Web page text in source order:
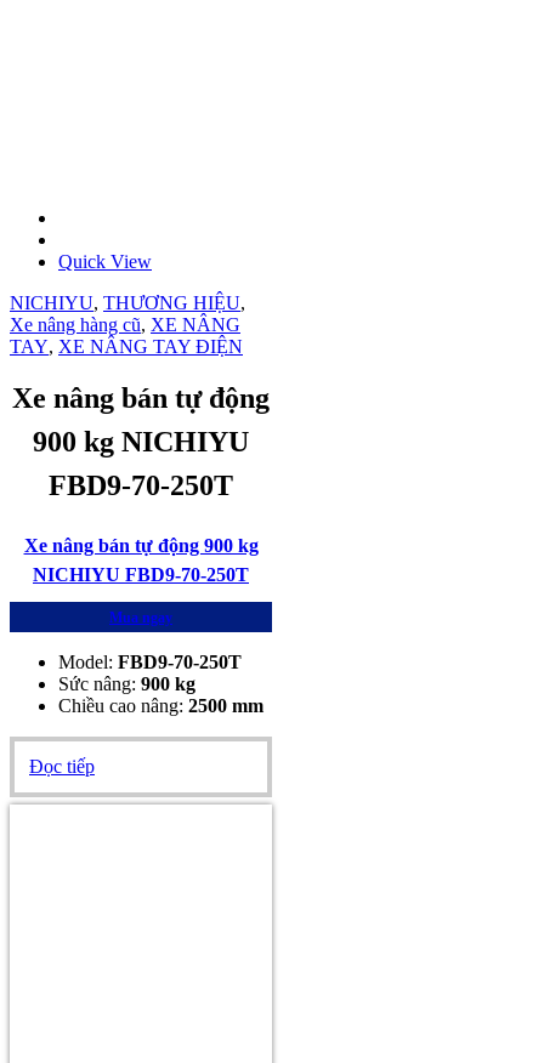
Quick View
NICHIYU, THƯƠNG HIỆU,
Xe nâng hàng cũ, XE NÂNG
TAY, XE NÂNG TAY ĐIỆN
Xe nâng bán tự động
900 kg NICHIYU
FBD9-70-250T
Xe nâng bán tự động 900 kg
NICHIYU FBD9-70-250T
Mua ngay
Model: FBD9-70-250T
Sức nâng: 900 kg
Chiều cao nâng: 2500 mm
Đọc tiếp